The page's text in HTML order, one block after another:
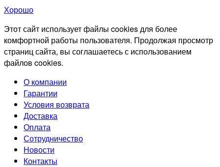
Хорошо
Этот сайт использует файлы cookies для более
комфортной работы пользователя. Продолжая просмотр
страниц сайта, вы соглашаетесь с использованием
файлов cookies.
О компании
Гарантии
Условия возврата
Доставка
Оплата
Сотрудничество
Новости
Контакты